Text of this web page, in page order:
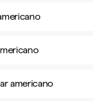
americano